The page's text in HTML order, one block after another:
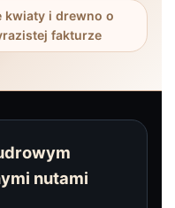
kwiaty i drewno o
fakturze
nutami